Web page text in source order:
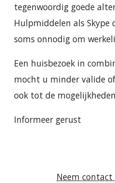
tegenwoordig goede
Hulpmiddelen als Skype
soms onnodig om
Een huisbezoek in
mocht u minder valide
ook tot de
Informeer gerust
Neem